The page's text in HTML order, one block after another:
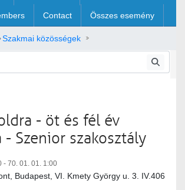
Contact Összes esemény
Szakmai közösségek
Szenior szakosztály rendezvényei
- öt és fél év
- Szenior szakosztály
- 70. 01. 01. 1:00
Budapest, VI. Kmety György u. 3. IV.406